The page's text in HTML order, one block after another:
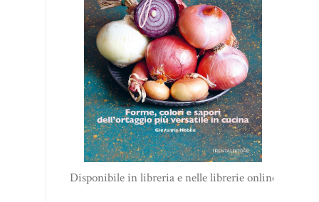
Disponibile in libreria e nelle librerie online